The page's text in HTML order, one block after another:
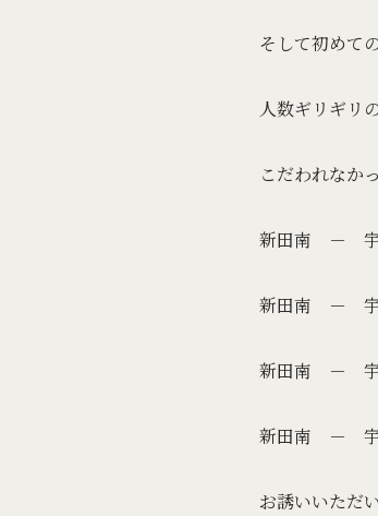
そして初めて
人数ギリギリ
こだわれなか
新田南 －
新田南 －
新田南 －
新田南 －
お誘いいただ